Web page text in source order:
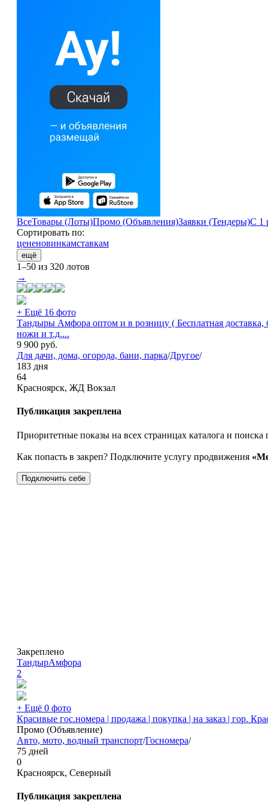
ВсеТовары (Лоты)Промо (Объявления)Заявки (Тендеры)С 1
Сортировать по:
цененовинкамставкам
ещё
1–50 из 320 лотов
→
+ Ещё 16 фото
Тандыры Амфора оптом и в розницу ( Бесплатная доставка,
ножи и т.д....
9 900 руб.
Для дачи, дома, огорода, бани, парка/Другое/
183 дня
64
Красноярск, ЖД Вокзал
Публикация закреплена
Приоритетные показы на всех страницах каталога и
Как попасть в закреп? Подключите услугу продвижения
Подключить себе
Закреплено
ТандырАмфора
2
+ Ещё 0 фото
Красивые гос.номера | продажа | покупка | на заказ | гор.
Промо (Объявление)
Авто, мото, водный транспорт/Госномера/
75 дней
0
Красноярск, Северный
Публикация закреплена